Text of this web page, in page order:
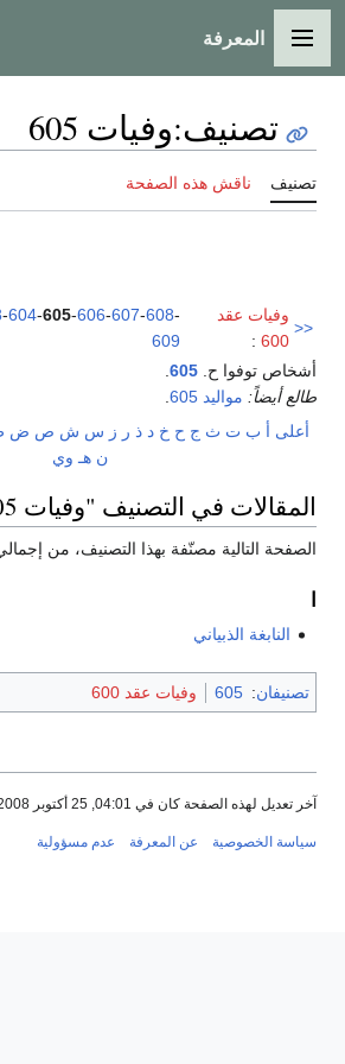
القائمة الرئيسية
المعرفة
تصنيف:وفيات 605
تصنيف ناقش هذه الصفحة
<<
وفيات عقد
600
:
-604-605-606-607-608-
609
أشخاص توفوا ح. 605
طالع أيضاً: مواليد 605
أعلى أ ب ت ث ج ح خ د ذ ر ز س ش ص ض
ن هـ وي
المقالات في التصنيف "وفيات 605"
الصفحة التالية مصنّفة بهذا التصنيف، من إجمالي
النابغة الذبياني
تصنيفان:
605 وفيات عقد 600
آخر تعديل لهذه الصفحة كان في 04:01, 25 أكتوبر 2008.
سياسة الخصوصية عن المعرفة عدم مسؤولية